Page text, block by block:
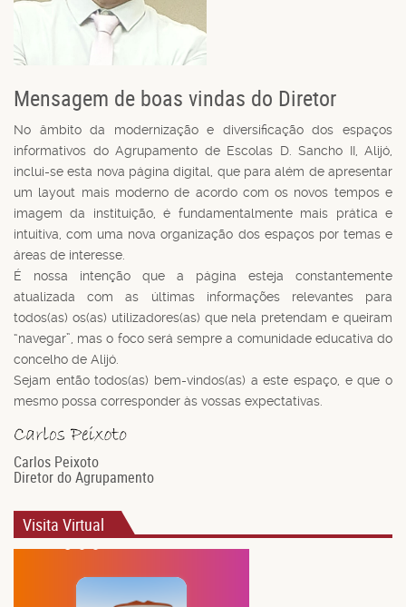
Mensagem de boas vindas do Diretor
No âmbito da modernização e diversificação dos espaços
informativos do Agrupamento de Escolas D. Sancho II, Alijó,
inclui-se esta nova página digital, que para além de apresentar
um layout mais moderno de acordo com os novos tempos e
imagem da instituição, é fundamentalmente mais prática e
intuitiva, com uma nova organização dos espaços por temas e
áreas de interesse.
É nossa intenção que a página esteja constantemente
atualizada com as últimas informações relevantes para
todos(as) os(as) utilizadores(as) que nela pretendam e queiram
“navegar”, mas o foco será sempre a comunidade educativa do
concelho de Alijó.
Sejam então todos(as) bem-vindos(as) a este espaço, e que o
mesmo possa corresponder às vossas expectativas.
Carlos Peixoto
Diretor do Agrupamento
Visita Virtual